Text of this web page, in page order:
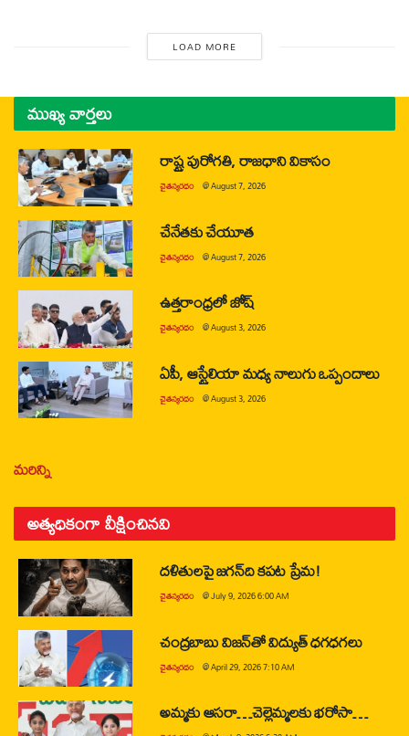
LOAD MORE
ముఖ్య వార్తలు
రాష్ట్ర పురోగతి, రాజధాని వికాసం
చైతన్యరధం @August 7, 2026
చేనేతకు చేయూత
చైతన్యరధం @August 7, 2026
ఉత్తరాంధ్రలో జోష్
చైతన్యరధం @August 3, 2026
ఏపీ, ఆస్ట్రేలియా మధ్య నాలుగు ఒప్పందాలు
చైతన్యరధం @August 3, 2026
మరిన్ని
అత్యధికంగా వీక్షించినవి
దళితులపై జగన్‌ది కపట ప్రేమ!
చైతన్యరధం @July 9, 2026 6:00 AM
చంద్రబాబు విజన్‌తో విద్యుత్ ధగధగలు
చైతన్యరధం @April 29, 2026 7:10 AM
అమ్మకు ఆసరా…చెల్లెమ్మలకు భరోసా…